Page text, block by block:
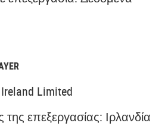
Limited
της επεξεργασίας: Ιρλανδία